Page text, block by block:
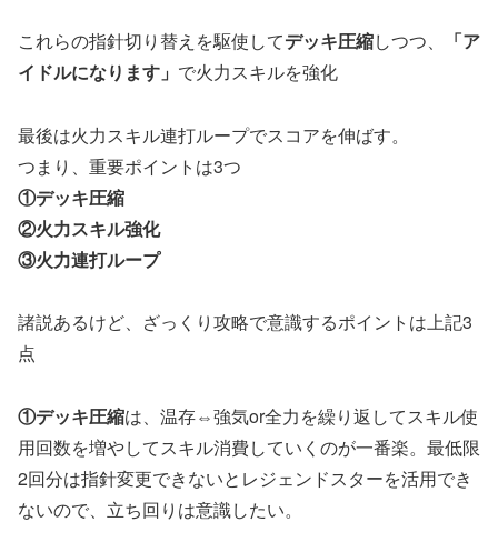
これらの指針切り替えを駆使してデッキ圧縮しつつ、
「ア
イドルになります」 で火力スキルを強化
最後は火力スキル連打ループでスコアを伸ばす。
つまり、重要ポイントは3つ
①デッキ圧縮
②火力スキル強化
③火力連打ループ
諸説あるけど、ざっくり攻略で意識するポイントは上記3
点
①デッキ圧縮は、温存⇔強気or全力を繰り返してスキル使
用回数を増やしてスキル消費していくのが一番楽。最低限
2回分は指針変更できないとレジェンドスターを活用でき
ないので、立ち回りは意識したい。